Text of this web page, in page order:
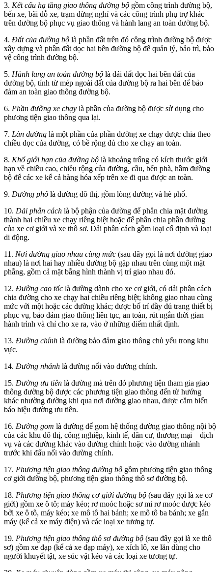
3. Kết cấu hạ tầng giao thông đường bộ gồm công trình đường bộ,
bến xe, bãi đỗ xe, trạm dừng nghỉ và các công trình phụ trợ khác
trên đường bộ phục vụ giao thông và hành lang an toàn đường bộ.
4. Đất của đường bộ là phần đất trên đó công trình đường bộ được
xây dựng và phần đất dọc hai bên đường bộ để quản lý, bảo trì, bảo
vệ công trình đường bộ.
5. Hành lang an toàn đường bộ là dải đất dọc hai bên đất của
đường bộ, tính từ mép ngoài đất của đường bộ ra hai bên để bảo
đảm an toàn giao thông đường bộ.
6. Phần đường xe chạy là phần của đường bộ được sử dụng cho
phương tiện giao thông qua lại.
7. Làn đường là một phần của phần đường xe chạy được chia theo
chiều dọc của đường, có bề rộng đủ cho xe chạy an toàn.
8. Khổ giới hạn của đường bộ là khoảng trống có kích thước giới
hạn về chiều cao, chiều rộng của đường, cầu, bến phà, hầm đường
bộ để các xe kể cả hàng hóa xếp trên xe đi qua được an toàn.
9. Đường phố là đường đô thị, gồm lòng đường và hè phố.
10. Dải phân cách là bộ phận của đường để phân chia mặt đường
thành hai chiều xe chạy riêng biệt hoặc để phân chia phần đường
của xe cơ giới và xe thô sơ. Dải phân cách gồm loại cố định và loại
di động.
11. Nơi đường giao nhau cùng mức (sau đây gọi là nơi đường giao
nhau) là nơi hai hay nhiều đường bộ gặp nhau trên cùng một mặt
phẳng, gồm cả mặt bằng hình thành vị trí giao nhau đó.
12. Đường cao tốc là đường dành cho xe cơ giới, có dải phân cách
chia đường cho xe chạy hai chiều riêng biệt; không giao nhau cùng
mức với một hoặc các đường khác; được bố trí đầy đủ trang thiết bị
phục vụ, bảo đảm giao thông liên tục, an toàn, rút ngắn thời gian
hành trình và chỉ cho xe ra, vào ở những điểm nhất định.
13. Đường chính là đường bảo đảm giao thông chủ yếu trong khu
vực.
14. Đường nhánh là đường nối vào đường chính.
15. Đường ưu tiên là đường mà trên đó phương tiện tham gia giao
thông đường bộ được các phương tiện giao thông đến từ hướng
khác nhường đường khi qua nơi đường giao nhau, được cắm biển
báo hiệu đường ưu tiên.
16. Đường gom là đường để gom hệ thống đường giao thông nội bộ
của các khu đô thị, công nghiệp, kinh tế, dân cư, thương mại – dịch
vụ và các đường khác vào đường chính hoặc vào đường nhánh
trước khi đấu nối vào đường chính.
17. Phương tiện giao thông đường bộ gồm phương tiện giao thông
cơ giới đường bộ, phương tiện giao thông thô sơ đường bộ.
18. Phương tiện giao thông cơ giới đường bộ (sau đây gọi là xe cơ
giới) gồm xe ô tô; máy kéo; rơ moóc hoặc sơ mi rơ moóc được kéo
bởi xe ô tô, máy kéo; xe mô tô hai bánh; xe mô tô ba bánh; xe gắn
máy (kể cả xe máy điện) và các loại xe tương tự.
19. Phương tiện giao thông thô sơ đường bộ (sau đây gọi là xe thô
sơ) gồm xe đạp (kể cả xe đạp máy), xe xích lô, xe lăn dùng cho
người khuyết tật, xe súc vật kéo và các loại xe tương tự.